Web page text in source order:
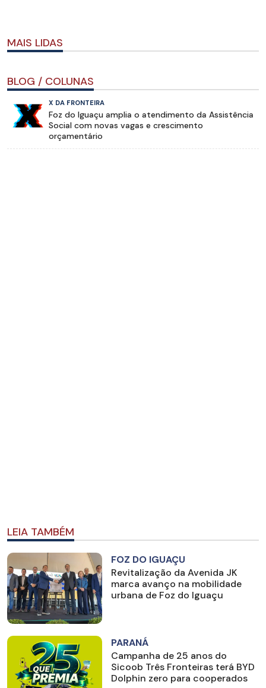
MAIS LIDAS
BLOG / COLUNAS
X DA FRONTEIRA
Foz do Iguaçu amplia o atendimento da Assistência
Social com novas vagas e crescimento
orçamentário
LEIA TAMBÉM
FOZ DO IGUAÇU
Revitalização da Avenida JK
marca avanço na mobilidade
urbana de Foz do Iguaçu
PARANÁ
Campanha de 25 anos do
Sicoob Três Fronteiras terá BYD
Dolphin zero para cooperados